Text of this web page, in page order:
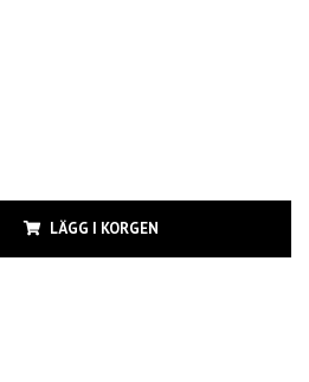
LÄGG I KORGEN